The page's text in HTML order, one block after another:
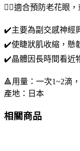
👉🏻適合預防老花眼
✔️主要為副交感神經
✔️使睫狀肌收縮，懸
✔️晶體因長時間看近
🔺用量：一次1~2滴
產地：日本
相關商品